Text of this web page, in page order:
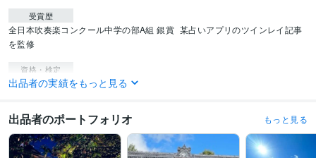
受賞歴
全日本吹奏楽コンクール中学の部A組 銀賞 某占いアプリのツインレイ記事
を監修
資格・検定
幼稚園教諭免許 取得年 : 1997年
チャイルドカウンセラー
家族療法カウンセラー 取得年 : 2019年
得意分野
出品者の実績をもっと見る
出品者のポートフォリオ もっと見る